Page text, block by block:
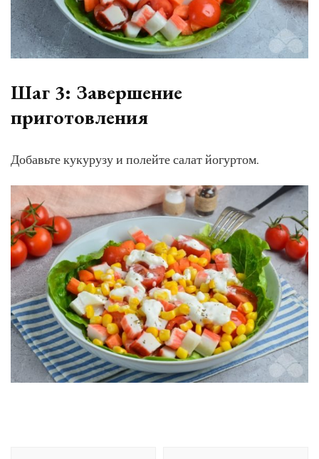
Шаг 3: Завершение
приготовления
Добавьте кукурузу и полейте салат йогуртом.